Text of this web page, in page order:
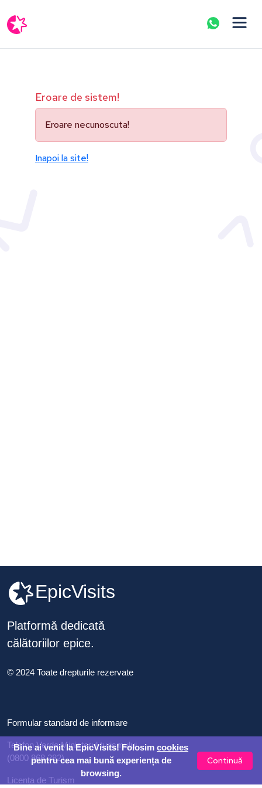
Eroare de sistem!
Eroare necunoscuta!
Inapoi la site!
EpicVisits
Platformă dedicată
călătoriilor epice.
© 2024 Toate drepturile rezervate
Formular standard de informare
Telefon Verde Ministerul turismului
(0800 868 282)
Licența de Turism
Bine ai venit la EpicVisits! Folosim cookies
pentru cea mai bună experiența de
browsing.
Continuă